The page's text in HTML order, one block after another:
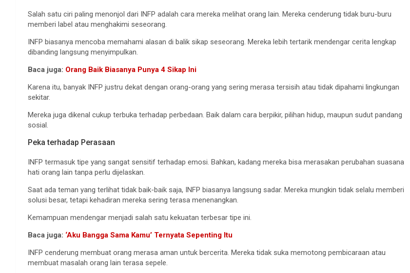
Salah satu ciri paling menonjol dari INFP adalah cara mereka melihat orang lain. Mereka cenderung tidak buru-buru
memberi label atau menghakimi seseorang.
INFP biasanya mencoba memahami alasan di balik sikap seseorang. Mereka lebih tertarik mendengar cerita lengkap
dibanding langsung menyimpulkan.
Baca juga: Orang Baik Biasanya Punya 4 Sikap Ini
Karena itu, banyak INFP justru dekat dengan orang-orang yang sering merasa tersisih atau tidak dipahami lingkungan
sekitar.
Mereka juga dikenal cukup terbuka terhadap perbedaan. Baik dalam cara berpikir, pilihan hidup, maupun sudut pandang
sosial.
Peka terhadap Perasaan
INFP termasuk tipe yang sangat sensitif terhadap emosi. Bahkan, kadang mereka bisa merasakan perubahan suasana
hati orang lain tanpa perlu dijelaskan.
Saat ada teman yang terlihat tidak baik-baik saja, INFP biasanya langsung sadar. Mereka mungkin tidak selalu memberi
solusi besar, tetapi kehadiran mereka sering terasa menenangkan.
Kemampuan mendengar menjadi salah satu kekuatan terbesar tipe ini.
Baca juga: ‘Aku Bangga Sama Kamu’ Ternyata Sepenting Itu
INFP cenderung membuat orang merasa aman untuk bercerita. Mereka tidak suka memotong pembicaraan atau
membuat masalah orang lain terasa sepele.